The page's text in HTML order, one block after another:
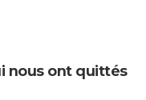
nous ont quittés